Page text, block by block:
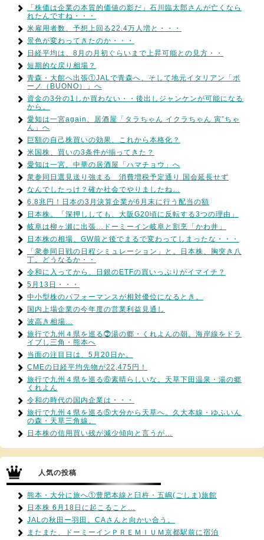
「株価は企業の本質的価値の影だ」石川臨太郎さんが亡くなら
れたんですね・・・
米雇用者数、予想上回る22.4万人増と・・・
景色が変わってきたのか・・・
日経平均は、8月の月初ぐらいまで上昇可能との見方・・
短期的な戻り相場？
青森・大館へ出張①JALで青森へ、そして地元イタリアン「ボ
ーノ（BUONO）」へ
資金の3分の1しか買わない・・後出しジャンケンが可能になる
から。
愛知は一宮again、居酒屋「タラちゃん イクラちゃん 寅”ちゃ
ん」へ
巨額の自己株買いの効果、これから本格化？
米国株、買いの3条件が揃ってきた？
愛知は一宮。中華の居酒屋「ハマチョウ」へ
衆参同日選見送り強まる 消費増税予定通り 国会延長せず
なんでしたっけ？確か社会でやりましたね…
6.8兆円！日本の3月決算企業が6月末に行う配当の額
日本株。「深押ししても、大阪G20頃に反転する3つの理由」
岐阜は柳ヶ瀬に出張…ドーミーイン岐阜と割烹「かわ井」
日本株の相場、GW前と後でまるで変わってしまったな・・・
「衆参同日戦の日程シミュレーション」と。日本株、胸突き八
丁。どうなるか・・
令和に入ってから、日銀のETFの買いっぷりがイマイチ？
5月13日・・・
中小型株のパフォーマンスが相対優位になるとき。
国内上場企業の今年度の営業利益見通し
波高き相場…
旅行で九州４県を巡る⓻湯の郷・くれよんの朝。海岸線をドラ
イブし三角・熊本へ
当面の注目日は、5月20日か。
CMEの日経平均先物が22,475円！
旅行で九州４県を巡る⑥素晴らしいな。天草下田温泉・湯の郷
くれよん
令和の時代の国内企業は・・・
旅行で九州４県を巡る⑤大分から天草へ。久大本線・ゆふいん
の森・天草三角線。
日本株の信用買い残が減少傾向と言うが…
人気の投稿
熊本・大分に旅へ①豊肥本線と臼杵・五嶋(ごしま)旅館
日本株 6月18日に起こること…
JALの秋田ー羽田。CAさんと向かい合う。
またまた、ドーミーインＰＲＥＭＩＵＭ京都駅前に宿泊